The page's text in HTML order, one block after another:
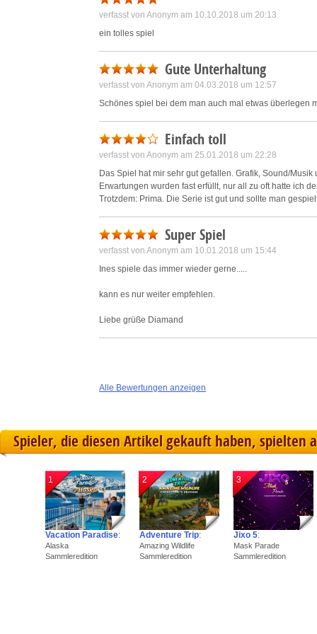
verfasst von Anonym am 10.10.2018 um 20:13
ein tolles spiel
Gute Unterhaltung
verfasst von Anonym am 04.03.2018 um 12:57
Schönes spiel bei dem man auch mal etwas überlegen
Einfach toll
verfasst von Anonym am 25.01.2018 um 22:28
Das Spiel hat mir sehr gut gefallen. Grafik, Sound/
Erwartungen wurden fast erfüllt, nur all zu oft hatte ich
Trotzdem: Prima. Die Serie ist gut und sollte man
Super Spiel
verfasst von Anonym am 10.01.2018 um 15:44
Ines spiele das immer wieder gerne.....
kann es nur weiter empfehlen.
Liebe grüße Diamand
Alle Bewertungen anzeigen
Spieler, die diesen Artikel gekauft haben, spielten
1
Vacation Paradise:
Alaska
Sammleredition
2
Adventure Trip:
Amazing Wildlife
Sammleredition
3
Jixo 5:
Mask Parade
Sammleredition